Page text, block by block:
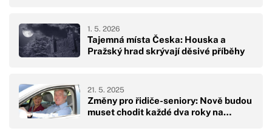
Tajemná místa Česka: Houska a
Pražský hrad skrývají děsivé příběhy
1. 5. 2026
Změny pro řidiče-seniory: Nově budou
muset chodit každé dva roky na…
21. 5. 2025